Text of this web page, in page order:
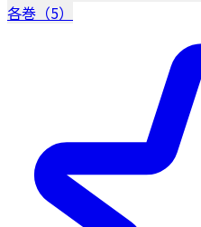
各巻（5）